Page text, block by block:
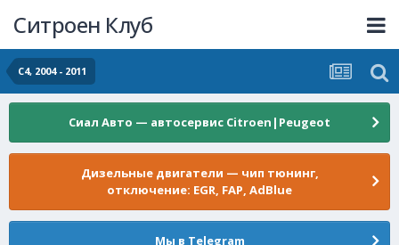
Ситроен Клуб
С4, 2004 - 2011
Сиал Авто — автосервис Citroen|Peugeot
Дизельные двигатели — чип тюнинг,
отключение: EGR, FAP, AdBlue
Мы в Telegram